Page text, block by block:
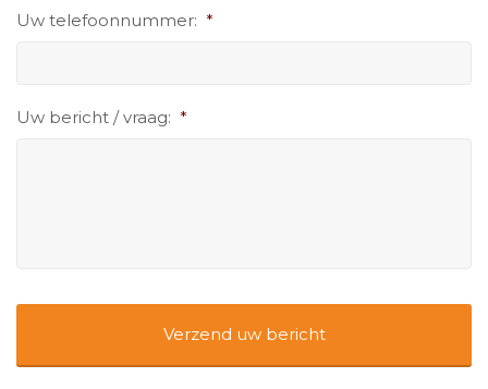
Uw telefoonnummer: *
Uw bericht / vraag: *